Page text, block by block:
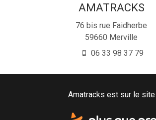
AMATRACKS
76 bis rue Faidherbe
59660 Merville
06 33 98 37 79
Amatracks est sur le site